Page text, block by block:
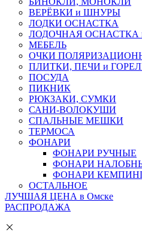
ВЕРЁВКИ и ШНУРЫ
ЛОДКИ ОСНАСТКА
ЛОДОЧНАЯ ОСНАСТКА
МЕБЕЛЬ
ОЧКИ
ПЛИТКИ, ПЕЧИ и
ПОСУДА
ПИКНИК
РЮКЗАКИ, СУМКИ
САНИ-ВОЛОКУШИ
СПАЛЬНЫЕ МЕШКИ
ТЕРМОСА
ФОНАРИ
ФОНАРИ РУЧНЫЕ
ФОНАРИ
ФОНАРИ
ОСТАЛЬНОЕ
ЛУЧШАЯ ЦЕНА в Омске
РАСПРОДАЖА